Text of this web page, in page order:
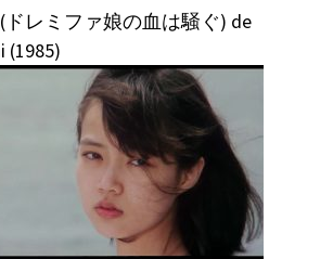
(ドレミファ娘の血は騒ぐ) de
(1985)